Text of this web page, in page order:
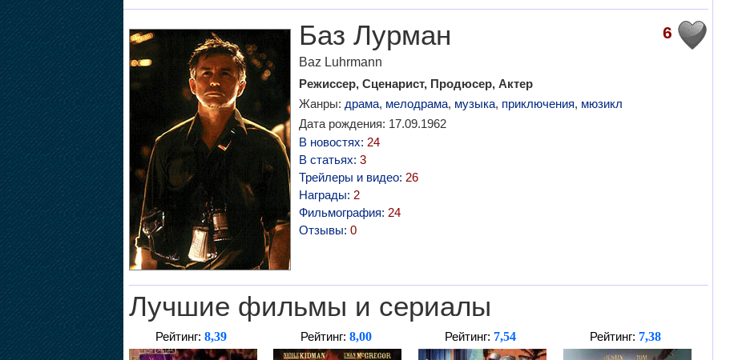
6
Баз Лурман
Baz Luhrmann
Режиссер, Сценарист, Продюсер, Актер
Жанры: драма, мелодрама, музыка, приключения, мюзикл
Дата рождения: 17.09.1962
В новостях: 24
В статьях: 3
Трейлеры и видео: 26
Награды: 2
Фильмография: 24
Отзывы: 0
Лучшие фильмы и сериалы
Рейтинг: 8,39 Рейтинг: 8,00 Рейтинг: 7,54 Рейтинг: 7,38